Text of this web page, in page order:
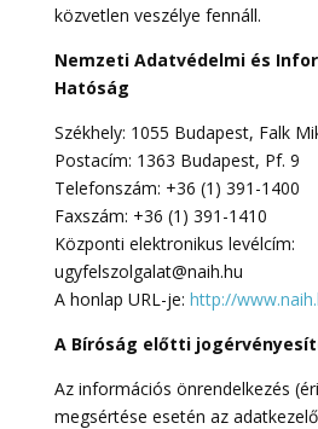
közvetlen veszélye fennáll.
Nemzeti Adatvédelmi és
Hatóság
Székhely: 1055 Budapest, Falk
Postacím: 1363 Budapest, Pf. 9
Telefonszám: +36 (1) 391-1400
Faxszám: +36 (1) 391-1410
Központi elektronikus levélcím:
ugyfelszolgalat@naih.hu
A honlap URL-je: http://
A Bíróság előtti
Az információs önrendelkezés
megsértése esetén az